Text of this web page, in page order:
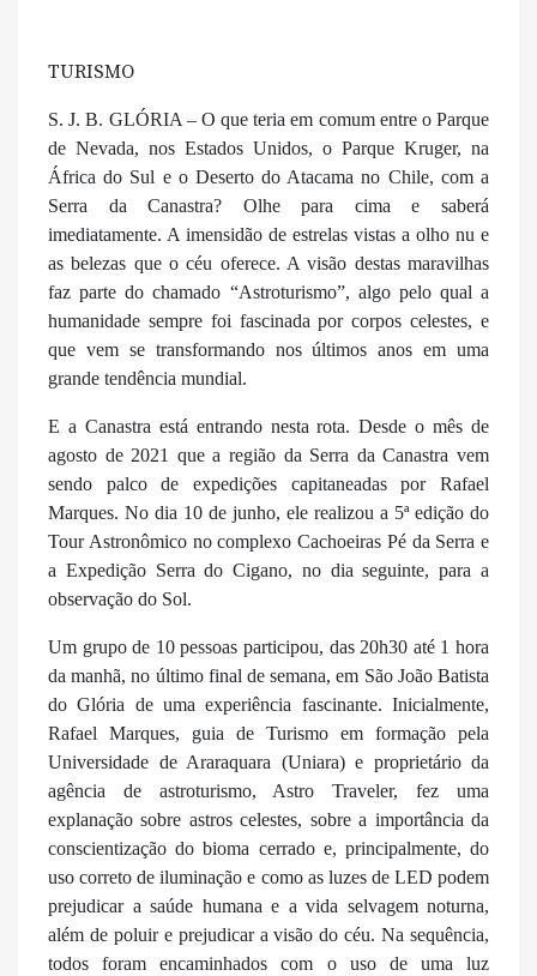
TURISMO
S. J. B. GLÓRIA – O que teria em comum entre o Parque
de Nevada, nos Estados Unidos, o Parque Kruger, na
África do Sul e o Deserto do Atacama no Chile, com a
Serra da Canastra? Olhe para cima e saberá
imediatamente. A imensidão de estrelas vistas a olho nu e
as belezas que o céu oferece. A visão destas maravilhas
faz parte do chamado “Astroturismo”, algo pelo qual a
humanidade sempre foi fascinada por corpos celestes, e
que vem se transformando nos últimos anos em uma
grande tendência mundial.
E a Canastra está entrando nesta rota. Desde o mês de
agosto de 2021 que a região da Serra da Canastra vem
sendo palco de expedições capitaneadas por Rafael
Marques. No dia 10 de junho, ele realizou a 5ª edição do
Tour Astronômico no complexo Cachoeiras Pé da Serra e
a Expedição Serra do Cigano, no dia seguinte, para a
observação do Sol.
Um grupo de 10 pessoas participou, das 20h30 até 1 hora
da manhã, no último final de semana, em São João Batista
do Glória de uma experiência fascinante. Inicialmente,
Rafael Marques, guia de Turismo em formação pela
Universidade de Araraquara (Uniara) e proprietário da
agência de astroturismo, Astro Traveler, fez uma
explanação sobre astros celestes, sobre a importância da
conscientização do bioma cerrado e, principalmente, do
uso correto de iluminação e como as luzes de LED podem
prejudicar a saúde humana e a vida selvagem noturna,
além de poluir e prejudicar a visão do céu. Na sequência,
todos foram encaminhados com o uso de uma luz